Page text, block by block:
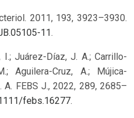
2011, 193, 3923–3930.
11.
I.; Juárez-Díaz, J. A.; Carrillo-
Aguilera-Cruz, A.; Mújica-
A. FEBS J., 2022, 289, 2685–
febs.16277.